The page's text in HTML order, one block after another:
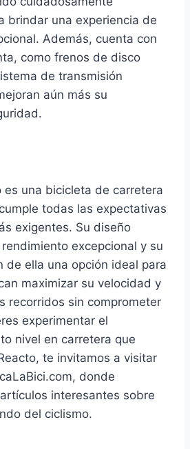
brindar una experiencia de
Además, cuenta con
como frenos de disco
de transmisión
aún más su
es una bicicleta de carretera
todas las expectativas
exigentes. Su diseño
excepcional y su
de ella una opción ideal para
maximizar su velocidad y
recorridos sin comprometer
experimentar el
nivel en carretera que
te invitamos a visitar
donde
interesantes sobre
del ciclismo.